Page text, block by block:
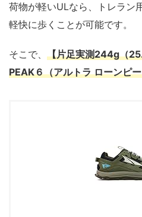
荷物が軽いULなら、トレラン
軽快に歩くことが可能です。
そこで、 【片足実測244g（
PEAK６（アルトラ ローンピ